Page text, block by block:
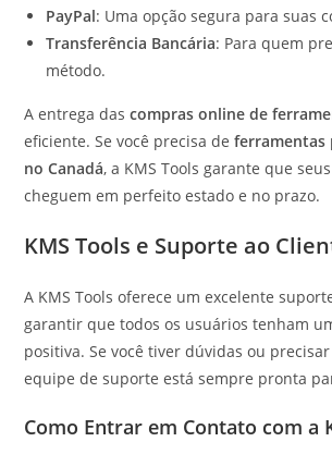
PayPal: Uma opção segura para suas
Transferência Bancária: Para quem
método.
A entrega dascompras online de
eficiente. Se você precisa deferramentas
no Canadá, a KMS Tools garante que
cheguem em perfeito estado e no prazo.
KMS Tools e Suporte ao
A KMS Tools oferece um excelente
garantir que todos os usuários tenham
positiva. Se você tiver dúvidas ou
equipe de suporte está sempre pronta
Como Entrar em Contato com a